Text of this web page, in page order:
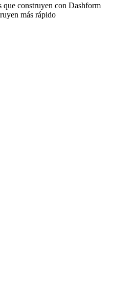
que construyen con Dashform
más rápido